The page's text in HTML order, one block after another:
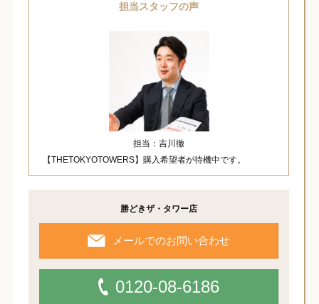
担当スタッフの声
担当：吉川徹
【THETOKYOTOWERS】購入希望者が待機中です。
勝どきザ・タワー店
メールでのお問い合わせ
0120-08-6186